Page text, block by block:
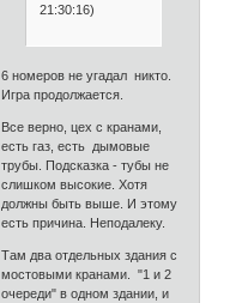
21:30:16)
6 номеров не угадал никто.
Игра продолжается.
Все верно, цех с кранами,
есть газ, есть дымовые
трубы. Подсказка - тубы не
слишком высокие. Хотя
должны быть выше. И этому
есть причина. Неподалеку.
Там два отдельных здания с
мостовыми кранами. "1 и 2
очереди" в одном здании, и